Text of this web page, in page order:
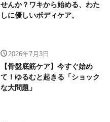
せんか？ワキから始める、わた
しに優しいボディケア。
2026年7月3日
【骨盤底筋ケア】今すぐ始め
て！ゆるむと起きる「ショック
な大問題」